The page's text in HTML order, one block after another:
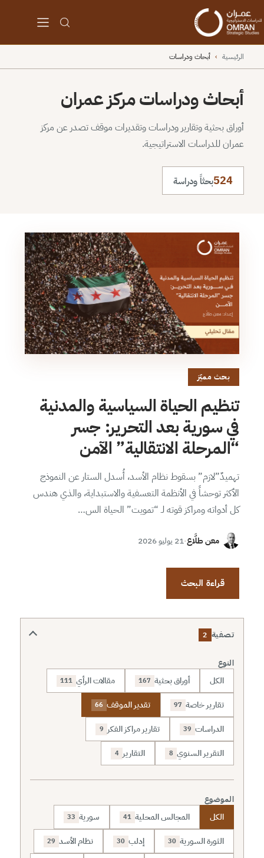
الرئيسية › أبحاث ودراسات
أبحاث ودراسات مركز عمران
أوراق بحثية وتقارير ودراسات وتقديرات موقف تصدر عن مركز
عمران للدراسات الاستراتيجية.
524بحثاً ودراسة
بحث مميّز
تنظيم الحياة السياسية والمدنية
في سورية بعد التحرير: جسر
“المرحلة الانتقالية” الآمن
تهميدٌ”لازم” بسقوط نظام الأسد، أُسدل الستار عن النموذج
الأكثر توحشاً في الأنظمة التعسفية والاستبداية، والذي هندس
كل أدواته ومراكز قوته لـ “تمويت” الحياة الس…
معن طلَّاع·21 يوليو 2026
قراءة البحث
تصفية 2
النوع
الكل أوراق بحثية 167 مقالات الرأي 111
تقارير خاصة 97 تقدير الموقف 66
الدراسات 39 تقارير مراكز الفكر 9
التقرير السنوي 8 التقارير 4
الموضوع
الكل المجالس المحلية 41 سورية 33
الثورة السورية 30 إدلب 30 نظام الأسد 29